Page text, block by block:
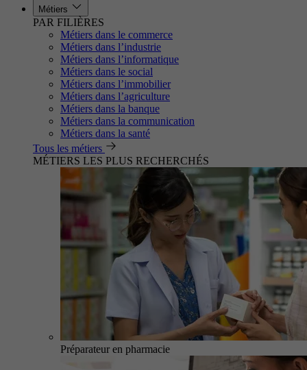
Métiers
PAR FILIÈRES
Métiers dans le commerce
Métiers dans l’industrie
Métiers dans l’informatique
Métiers dans le social
Métiers dans l’immobilier
Métiers dans l’agriculture
Métiers dans la banque
Métiers dans la communication
Métiers dans la santé
Tous les métiers
MÉTIERS LES PLUS RECHERCHÉS
Préparateur en pharmacie